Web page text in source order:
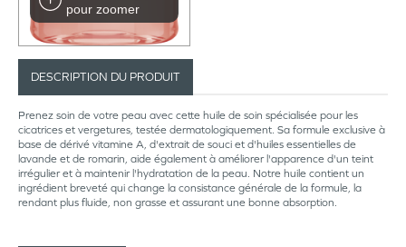
pour zoomer
DESCRIPTION DU PRODUIT
Prenez soin de votre peau avec cette huile de soin spécialisée pour les
cicatrices et vergetures, testée dermatologiquement. Sa formule exclusive à
base de dérivé vitamine A, d'extrait de souci et d'huiles essentielles de
lavande et de romarin, aide également à améliorer l'apparence d'un teint
irrégulier et à maintenir l'hydratation de la peau. Notre huile contient un
ingrédient breveté qui change la consistance générale de la formule, la
rendant plus fluide, non grasse et assurant une bonne absorption.